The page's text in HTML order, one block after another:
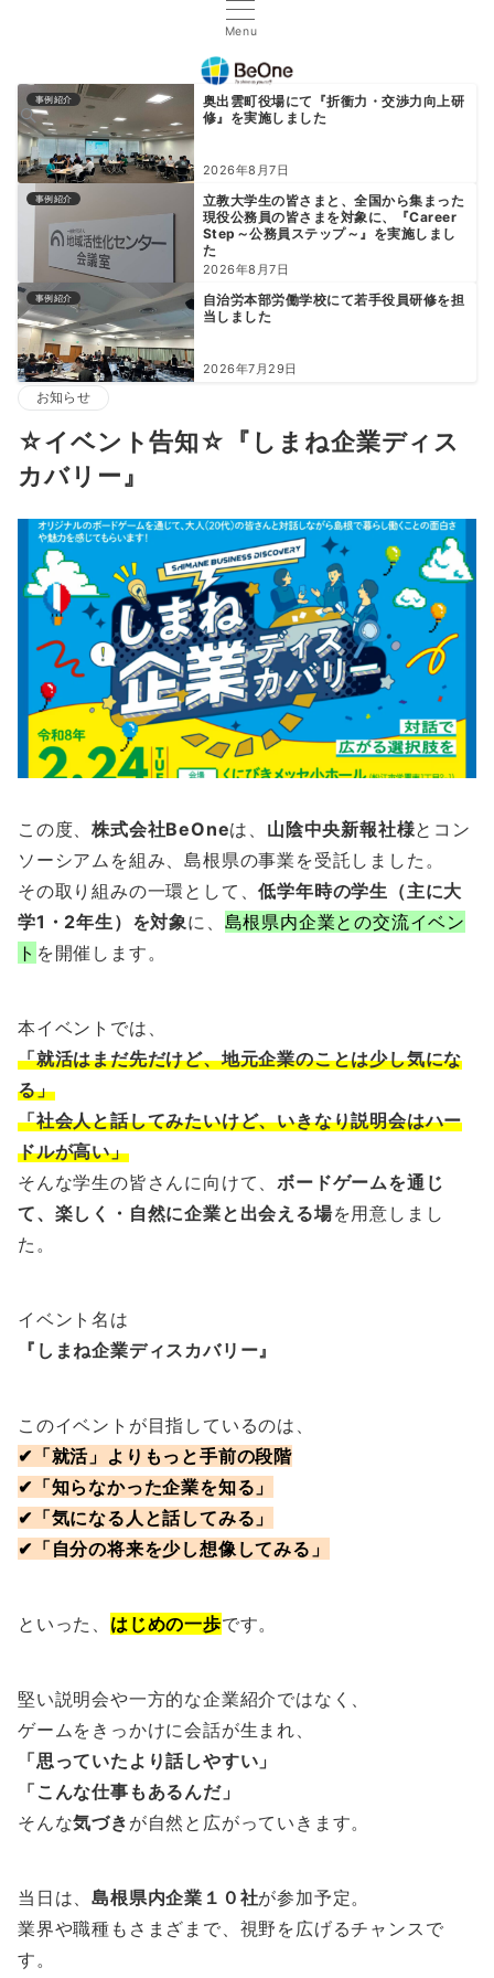
Menu
事例紹介
奥出雲町役場にて『折衝力・交渉力向上研
修』を実施しました
2026年8月7日
事例紹介
立教大学生の皆さまと、全国から集まった
現役公務員の皆さまを対象に、『Career
Step～公務員ステップ～』を実施しまし
た
2026年8月7日
事例紹介
自治労本部労働学校にて若手役員研修を担
当しました
2026年7月29日
お知らせ
☆イベント告知☆『しまね企業ディス
カバリー』
この度、株式会社BeOneは、 山陰中央新報社様とコン
ソーシアムを組み、島根県の事業を受託しました。
その取り組みの一環として、低学年時の学生（主に大
学1・2年生）を対象に、 島根県内企業との交流イベン
ト を開催します。
本イベントでは、
「就活はまだ先だけど、地元企業のことは少し気にな
る」
「社会人と話してみたいけど、いきなり説明会はハー
ドルが高い」
そんな学生の皆さんに向けて、ボードゲームを通じ
て、楽しく・自然に企業と出会える場を用意しまし
た。
イベント名は
『しまね企業ディスカバリー』
このイベントが目指しているのは、
✔「就活」よりもっと手前の段階
✔「知らなかった企業を知る」
✔「気になる人と話してみる」
✔「自分の将来を少し想像してみる」
といった、 はじめの一歩です。
堅い説明会や一方的な企業紹介ではなく、
ゲームをきっかけに会話が生まれ、
「思っていたより話しやすい」
「こんな仕事もあるんだ」
そんな気づき が自然と広がっていきます。
当日は、島根県内企業１０社が参加予定。
業界や職種もさまざまで、視野を広げるチャンスで
す。